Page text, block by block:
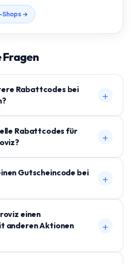
-Shops →
Rabattcodes bei
+
Rabattcodes für
+
Gutscheincode bei
+
einen
anderen Aktionen
+